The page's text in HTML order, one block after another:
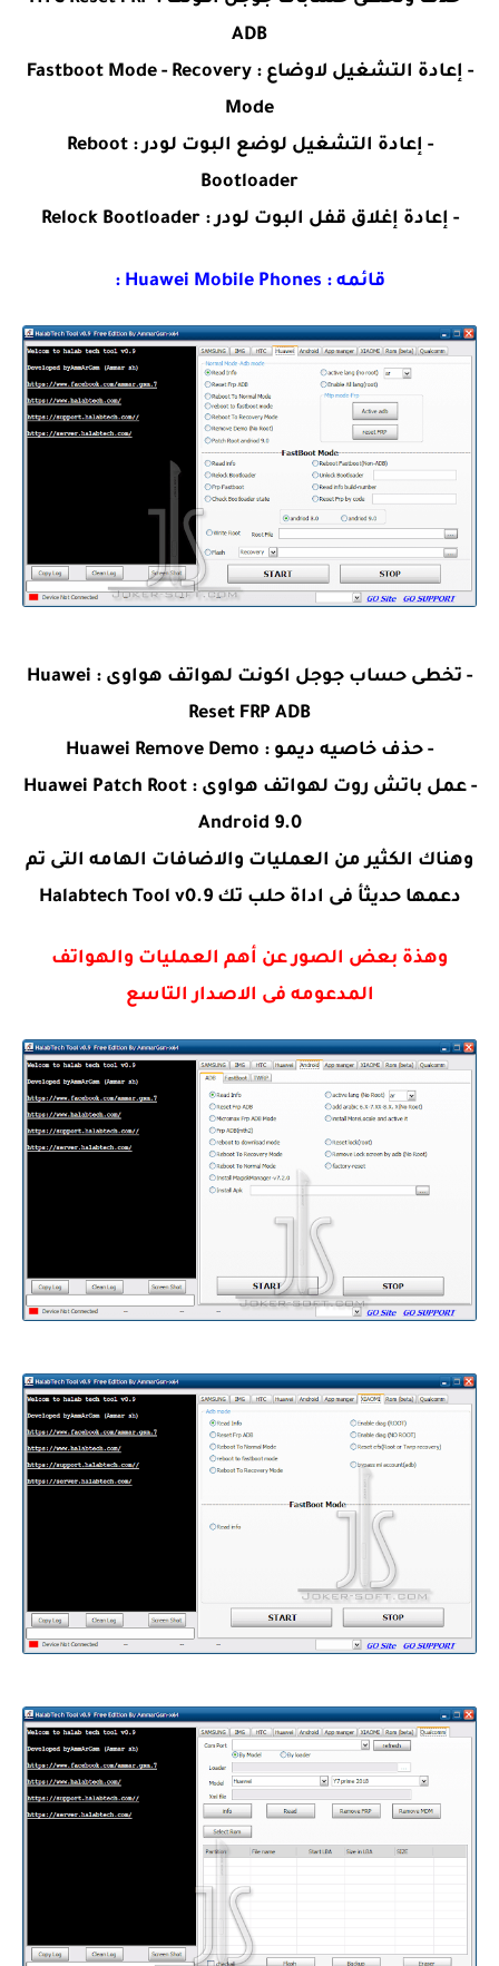
ADB
- إعادة التشغيل لاوضاع : Fastboot Mode - Recovery
Mode
- إعادة التشغيل لوضع البوت لودر : Reboot
Bootloader
- إعادة إغلاق قفل البوت لودر : Relock Bootloader
قائمه : Huawei Mobile Phones :
- تخطى حساب جوجل اكونت لهواتف هواوى : Huawei
Reset FRP ADB
- حذف خاصيه ديمو : Huawei Remove Demo
- عمل باتش روت لهواتف هواوى : Huawei Patch Root
Android 9.0
وهناك الكثير من العمليات والاضافات الهامه التى تم
دعمها حديثأ فى اداة حلب تك Halabtech Tool v0.9
وهذة بعض الصور عن أهم العمليات والهواتف
المدعومه فى الاصدار التاسع